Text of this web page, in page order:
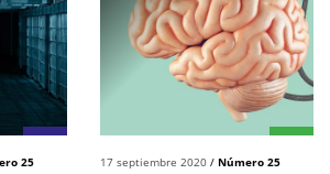
25 17 septiembre 2020 / Número 25